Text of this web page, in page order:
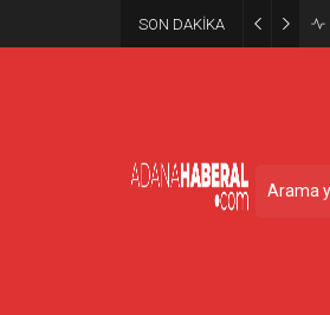
SON DAKİKA